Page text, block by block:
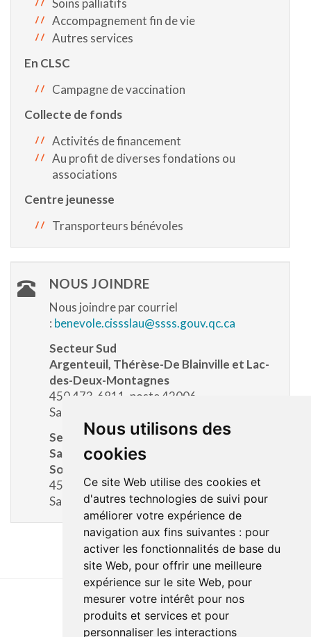
Nous utilisons des
cookies
Ce site Web utilise des cookies et
d'autres technologies de suivi pour
améliorer votre expérience de
navigation aux fins suivantes : pour
activer les fonctionnalités de base du
site Web, pour offrir une meilleure
expérience sur le site Web, pour
mesurer votre intérêt pour nos
produits et services et pour
personnaliser les interactions
Soins palliatifs
Accompagnement fin de vie
Autres services
En CLSC
Campagne de vaccination
Collecte de fonds
Activités de financement
Au profit de diverses fondations ou
associations
Centre jeunesse
Transporteurs bénévoles
NOUS JOINDRE
Nous joindre par courriel
: benevole.cissslau@ssss.gouv.qc.ca
Secteur Sud
Argenteuil, Thérèse-De Blainville et Lac-
des-Deux-Montagnes
450 473-6811, poste 42006
Sans frais : 1 888 234-3837, poste 42006
Secteur Nord
Saint-Jérôme, Pays-d'en-Haut, des
Sommets et Antoine-Labelle
450 432-2777, poste 22201
Sans frais : 1 866 963-2777, poste 22201
Dernière mise à jour : 17 octobre 2024